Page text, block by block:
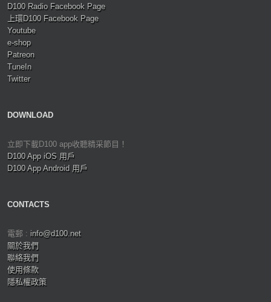
D100 Radio Facebook Page
上環D100 Facebook Page
Youtube
e-shop
Patreon
TuneIn
Twitter
DOWNLOAD
立即下載D100 app收聽精采節目！
D100 App iOS 用戶
D100 App Android 用戶
CONTACTS
電郵 : info@d100.net
關於我們
聯絡我們
使用條款
隱私權政策